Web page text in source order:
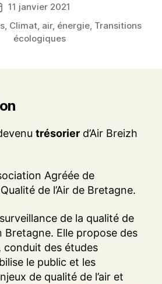
l’article
11 janvier 2021
, Climat, air, énergie, Transitions
écologiques
trésorier d’Air Breizh
Agréée de
de l’Air de Bretagne.
de la qualité de
Bretagne. Elle propose des
conduit des études
le public et les
de qualité de l’air et